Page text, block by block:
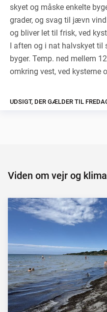
skyet og måske enkelte
grader, og svag til jævn
og bliver let til frisk, ved
I aften og i nat halvskyet
byger. Temp. ned mellem
omkring vest, ved kysterne
UDSIGT, DER GÆLDER TIL
Viden om vejr og klima